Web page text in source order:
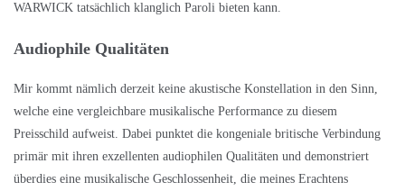
WARWICK tatsächlich klanglich Paroli bieten kann.
Audiophile Qualitäten
Mir kommt nämlich derzeit keine akustische Konstellation in den Sinn,
welche eine vergleichbare musikalische Performance zu diesem
Preisschild aufweist. Dabei punktet die kongeniale britische Verbindung
primär mit ihren exzellenten audiophilen Qualitäten und demonstriert
überdies eine musikalische Geschlossenheit, die meines Erachtens